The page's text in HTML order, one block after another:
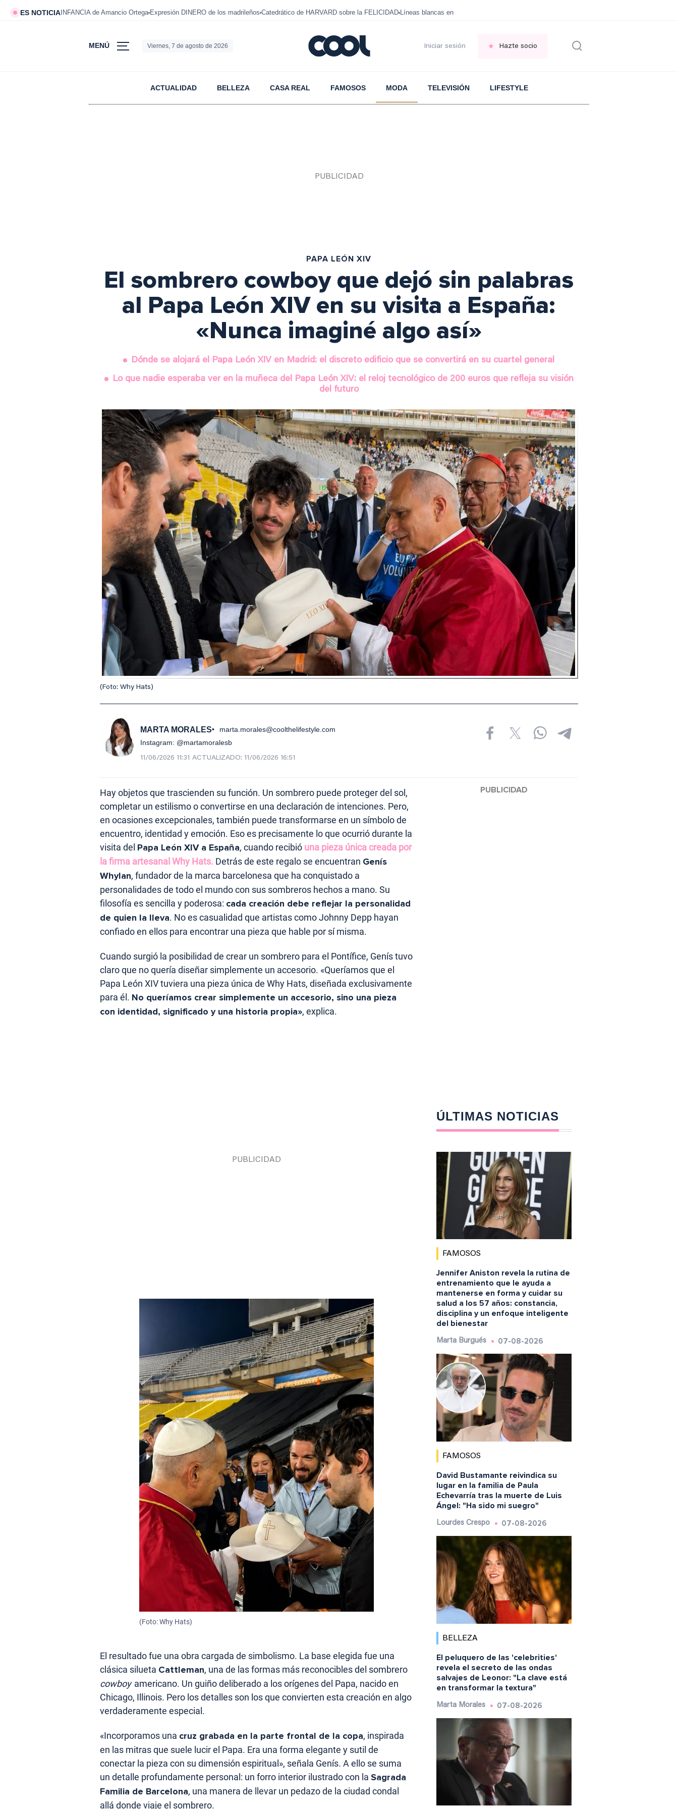
ES NOTICIA INFANCIA de Amancio Ortega Expresión DINERO de los madrileños Catedrático de HARVARD sobre la FELICIDAD Líneas blancas en las VENTANAS
MENÚ Viernes, 7 de agosto de 2026 Iniciar sesión Hazte socio
ACTUALIDAD BELLEZA CASA REAL FAMOSOS MODA TELEVISIÓN LIFESTYLE
PAPA LEÓN XIV
El sombrero cowboy que dejó sin palabras
al Papa León XIV en su visita a España:
«Nunca imaginé algo así»
Dónde se alojará el Papa León XIV en Madrid: el discreto edificio que se convertirá en su cuartel general
Lo que nadie esperaba ver en la muñeca del Papa León XIV: el reloj tecnológico de 200 euros que refleja su visión
del futuro
(Foto: Why Hats)
MARTA MORALES
marta.morales@coolthelifestyle.com
Instagram: @martamoralesb
11/06/2026 11:31 ACTUALIZADO: 11/06/2026 16:51
Hay objetos que trascienden su función. Un sombrero puede proteger del sol,
completar un estilismo o convertirse en una declaración de intenciones. Pero,
en ocasiones excepcionales, también puede transformarse en un símbolo de
encuentro, identidad y emoción. Eso es precisamente lo que ocurrió durante la
visita del Papa León XIV a España, cuando recibió una pieza única creada por
la firma artesanal Why Hats. Detrás de este regalo se encuentran Genís
Whylan, fundador de la marca barcelonesa que ha conquistado a
personalidades de todo el mundo con sus sombreros hechos a mano. Su
filosofía es sencilla y poderosa: cada creación debe reflejar la personalidad
de quien la lleva. No es casualidad que artistas como Johnny Depp hayan
confiado en ellos para encontrar una pieza que hable por sí misma.
Cuando surgió la posibilidad de crear un sombrero para el Pontífice, Genís tuvo
claro que no quería diseñar simplemente un accesorio. «Queríamos que el
Papa León XIV tuviera una pieza única de Why Hats, diseñada exclusivamente
para él. No queríamos crear simplemente un accesorio, sino una pieza
con identidad, significado y una historia propia», explica.
(Foto: Why Hats)
El resultado fue una obra cargada de simbolismo. La base elegida fue una
clásica silueta Cattleman, una de las formas más reconocibles del sombrero
cowboyamericano. Un guiño deliberado a los orígenes del Papa, nacido en
Chicago, Illinois. Pero los detalles son los que convierten esta creación en algo
verdaderamente especial.
«Incorporamos una cruz grabada en la parte frontal de la copa, inspirada
en las mitras que suele lucir el Papa. Era una forma elegante y sutil de
conectar la pieza con su dimensión espiritual», señala Genís. A ello se suma
un detalle profundamente personal: un forro interior ilustrado con la Sagrada
Familia de Barcelona, una manera de llevar un pedazo de la ciudad condal
allá donde viaje el sombrero.
ÚLTIMAS NOTICIAS
FAMOSOS
Jennifer Aniston revela la rutina de
entrenamiento que le ayuda a
mantenerse en forma y cuidar su
salud a los 57 años: constancia,
disciplina y un enfoque inteligente
del bienestar
Marta Burgués 07-08-2026
FAMOSOS
David Bustamante reivindica su
lugar en la familia de Paula
Echevarría tras la muerte de Luis
Ángel: "Ha sido mi suegro"
Lourdes Crespo 07-08-2026
BELLEZA
El peluquero de las 'celebrities'
revela el secreto de las ondas
salvajes de Leonor: "La clave está
en transformar la textura"
Marta Morales 07-08-2026